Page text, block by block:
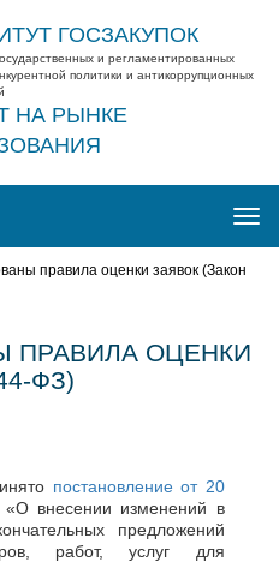
ГОСЗАКУПОК
и регламентированных
политики и антикоррупционных
НА РЫНКЕ
правила оценки заявок (Закон
ПРАВИЛА ОЦЕНКИ
ФЗ)
постановление от 20
«О внесении изменений в
предложений
работ, услуг для